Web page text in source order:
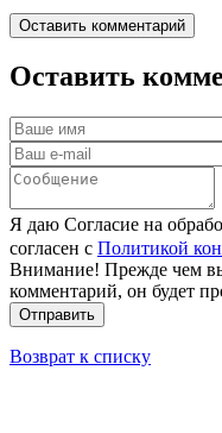
Оставить комментарий
Оставить
Я даю Согласие на
согласен с Политикой
Внимание! Прежде чем
комментарий, он будет
Отправить
Возврат к списку